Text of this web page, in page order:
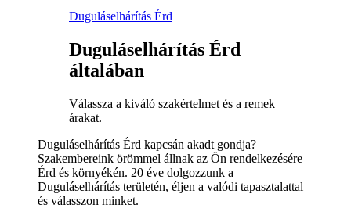
Duguláselhárítás Érd
Duguláselhárítás Érd
általában
Válassza a kiváló szakértelmet és a remek
árakat.
Duguláselhárítás Érd kapcsán akadt gondja?
Szakembereink örömmel állnak az Ön rendelkezésére
Érd és környékén. 20 éve dolgozzunk a
Duguláselhárítás területén, éljen a valódi tapasztalattal
és válasszon minket.